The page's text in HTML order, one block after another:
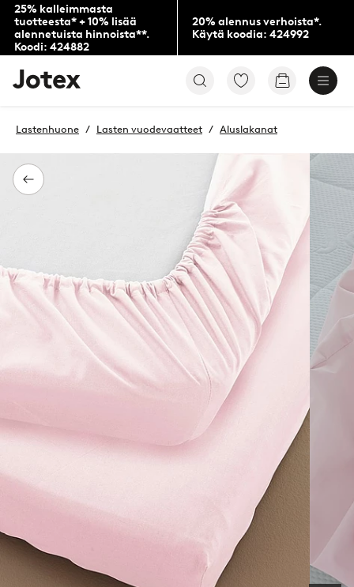
25% kalleimmasta
tuotteesta* + 10% lisää
alennetuista hinnoista**.
Koodi: 424882
20% alennus verhoista*.
Käytä koodia: 424992
Jotex-
logo
aloitussivulle
Siirry
Siirry
Takaisin
Lastenhuone Lasten vuodevaatteet Aluslakanat